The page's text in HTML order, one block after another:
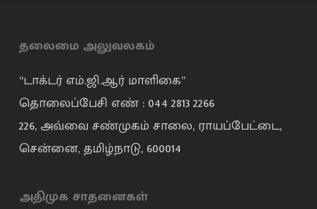
தலைமை அலுவலகம்
“டாக்டர் எம்.ஜி.ஆர் மாளிகை”
தொலைப்பேசி எண் : 044 2813 2266
226, அவ்வை சண்முகம் சாலை, ராயப்பேட்டை,
சென்னை, தமிழ்நாடு, 600014
அதிமுக சாதனைகள்